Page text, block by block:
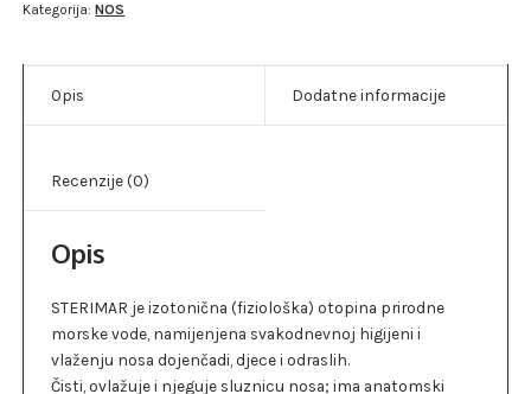
Kategorija:NOS
Opis Dodatne informacije
Recenzije (0)
Opis
STERIMAR je izotonična (fiziološka) otopina prirodne
morske vode, namijenjena svakodnevnoj higijeni i
vlaženju nosa dojenčadi, djece i odraslih.
Čisti, ovlažuje i njeguje sluznicu nosa; ima anatomski